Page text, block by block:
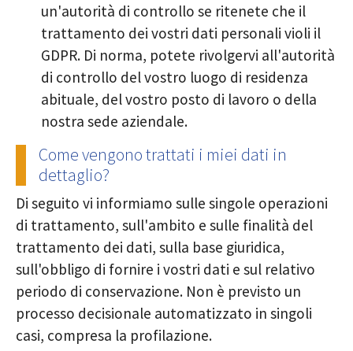
un'autorità di controllo se ritenete che il
trattamento dei vostri dati personali violi il
GDPR. Di norma, potete rivolgervi all'autorità
di controllo del vostro luogo di residenza
abituale, del vostro posto di lavoro o della
nostra sede aziendale.
Come vengono trattati i miei dati in
dettaglio?
Di seguito vi informiamo sulle singole operazioni
di trattamento, sull'ambito e sulle finalità del
trattamento dei dati, sulla base giuridica,
sull'obbligo di fornire i vostri dati e sul relativo
periodo di conservazione. Non è previsto un
processo decisionale automatizzato in singoli
casi, compresa la profilazione.